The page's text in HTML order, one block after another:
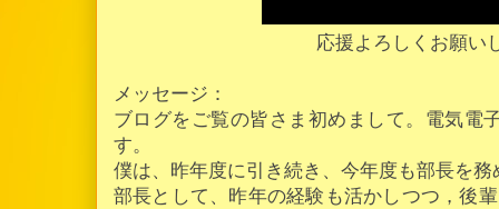
応援よろしくお願い
メッセージ：
ブログをご覧の皆さま初めまして。電気電
す。
僕は、昨年度に引き続き、今年度も部長を務
部長として、昨年の経験も活かしつつ，後